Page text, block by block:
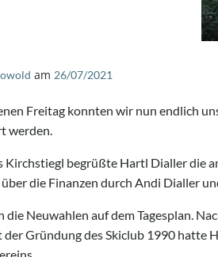
am 26/07/2021
Freitag konnten wir nun endlich
werden.
Kirchstiegl begrüßte Hartl Dialler die
die Finanzen durch Andi Dialler
die Neuwahlen auf dem Tagesplan.
der Gründung des Skiclub 1990 hatte